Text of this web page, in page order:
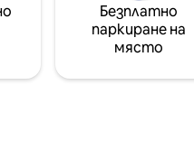
Безплатно
паркиране на
място